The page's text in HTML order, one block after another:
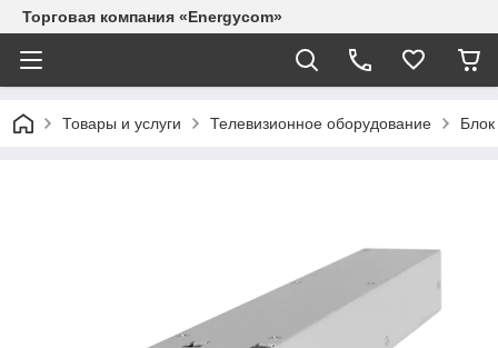
Торговая компания «Energycom»
Товары и услуги Телевизионное оборудование